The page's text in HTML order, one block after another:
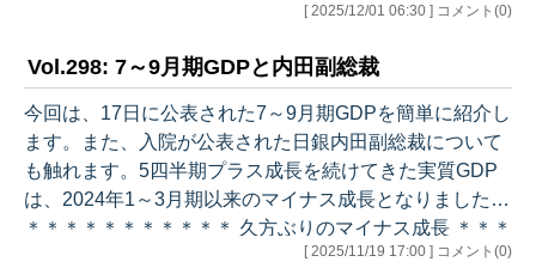
との表現が削除されましたが、全体としては維持されま
が、判断の変更は不要とされた格好です。 （現状） ・基
調：景気は、米国の通商政策等による影響が自動車産業
を中心にみられるものの、緩やかに回復している ・個人
消費：持ち直しの動きがみられる ・設備投資：緩やかに
持ち直している ・住宅建…
[ 2025/12/01 06:30 ] コメント(0)
Vol.298: 7～9月期GDPと内田副総裁
今回は、17日に公表された7～9月期GDPを簡単に紹介し
ます。また、入院が公表された日銀内田副総裁について
も触れます。5四半期プラス成長を続けてきた実質GDP
は、2024年1～3月期以来のマイナス成長となりました。
＊＊＊＊＊＊＊＊＊＊＊ 久方ぶりのマイナス成長 ＊＊＊
[ 2025/11/19 17:00 ] コメント(0)